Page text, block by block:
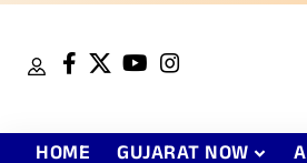
HOME GUJARAT NOW